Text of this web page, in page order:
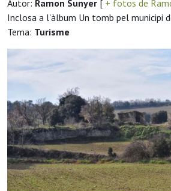
Autor: Ramon Sunyer [ + fotos de
Inclosa a l'àlbum Un tomb pel municipi
Tema: Turisme